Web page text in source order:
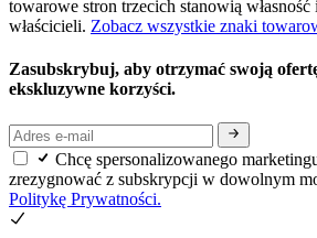
towarowe stron trzecich stanowią
właścicieli. Zobacz wszystkie znaki
Zasubskrybuj, aby otrzymać swoją
ekskluzywne korzyści.
Chcę spersonalizowanego
zrezygnować z subskrypcji w dowolnym
Politykę Prywatności.